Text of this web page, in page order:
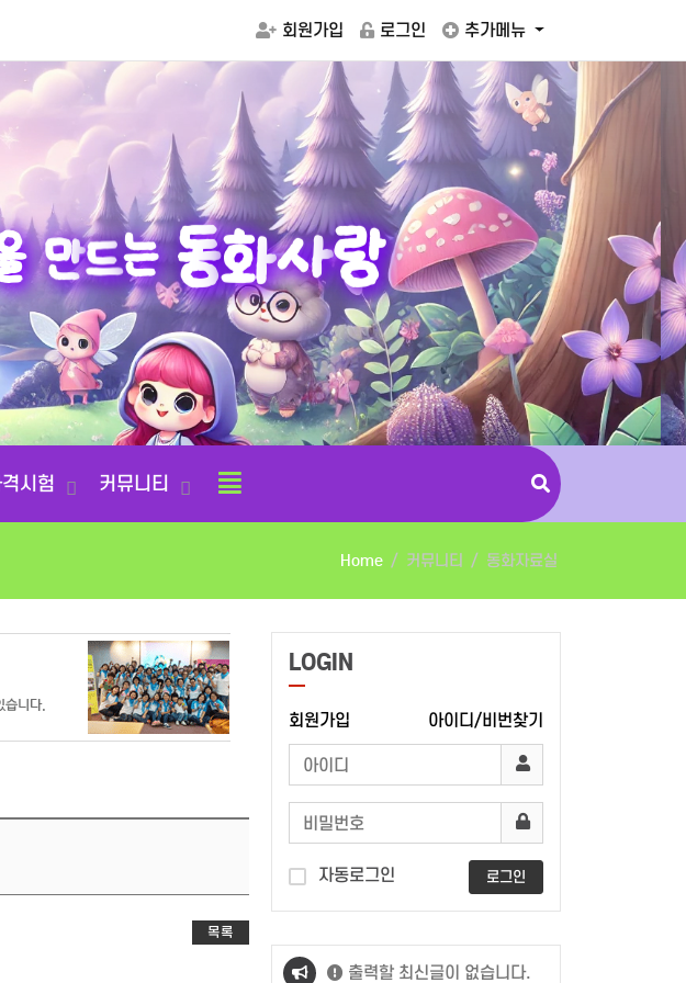
회원가입 로그인 추가메뉴
만드는 동화사랑
시험 커뮤니티
Home 커뮤니티 동화자료실
목록
LOGIN
회원가입 아이디/비번찾기
자동로그인 로그인
출력할 최신글이 없습니다.